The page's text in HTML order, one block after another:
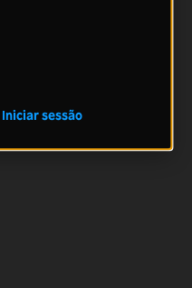
Iniciar sessão